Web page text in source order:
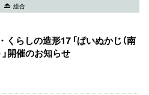
総合
らしの造形17 「ぱいぬかじ（南
開催のお知らせ